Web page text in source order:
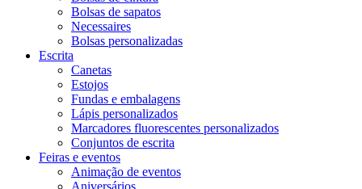
Bolsas de sapatos
Necessaires
Bolsas personalizadas
Escrita
Canetas
Estojos
Fundas e embalagens
Lápis personalizados
Marcadores fluorescentes personalizados
Conjuntos de escrita
Feiras e eventos
Animação de eventos
Aniversários